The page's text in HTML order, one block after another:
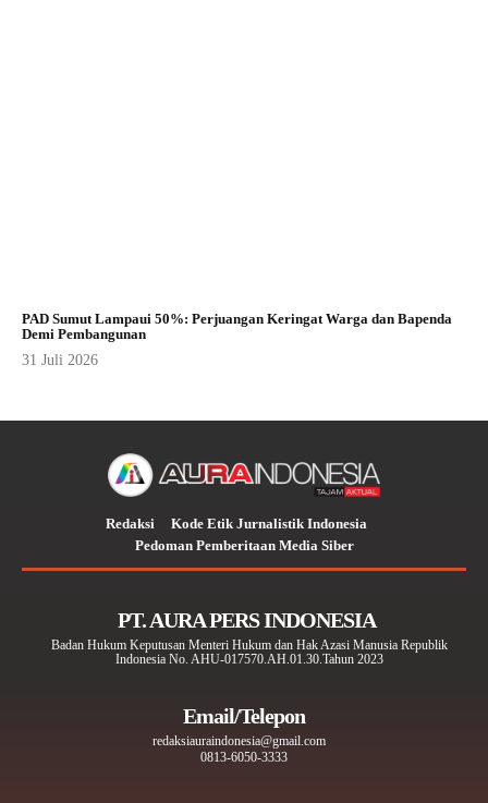
PAD Sumut Lampaui 50%: Perjuangan Keringat Warga dan Bapenda
Demi Pembangunan
31 Juli 2026
Redaksi
Kode Etik Jurnalistik Indonesia
Pedoman Pemberitaan Media Siber
PT. AURA PERS INDONESIA
Badan Hukum Keputusan Menteri Hukum dan Hak Azasi Manusia Republik
Indonesia No. AHU-017570.AH.01.30.Tahun 2023
Email/Telepon
redaksiauraindonesia@gmail.com
0813-6050-3333